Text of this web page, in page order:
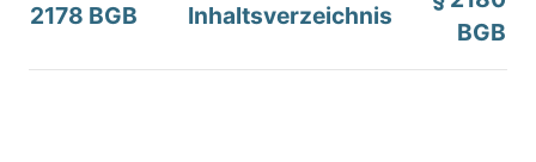
2178 BGB Inhaltsverzeichnis
BGB